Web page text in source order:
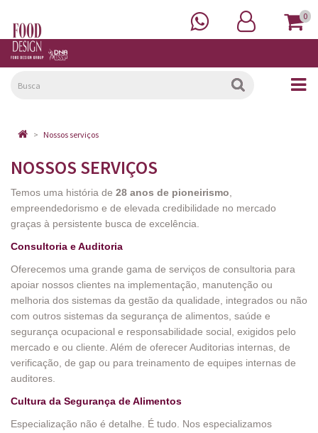
0
Nossos serviços
NOSSOS SERVIÇOS
Temos uma história de 28 anos de pioneirismo
empreendedorismo e de elevada credibilidade no mercado
graças à persistente busca de excelência.
Consultoria e Auditoria
Oferecemos uma grande gama de serviços de consultoria para
apoiar nossos clientes na implementação, manutenção ou
melhoria dos sistemas da gestão da qualidade, integrados ou não
com outros sistemas da segurança de alimentos, saúde e
segurança ocupacional e responsabilidade social, exigidos pelo
mercado e ou cliente. Além de oferecer Auditorias internas, de
verificação, de gap ou para treinamento de equipes internas de
auditores.
Cultura da Segurança de Alimentos
Especialização não é detalhe. É tudo. Nos especializamos